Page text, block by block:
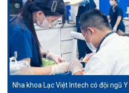
Nha khoa Lạc Việt Intech có đội ngũ